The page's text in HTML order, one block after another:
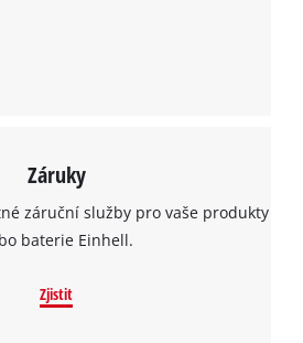
Záruky
záruční služby pro vaše produkty
baterie Einhell.
Zjistit